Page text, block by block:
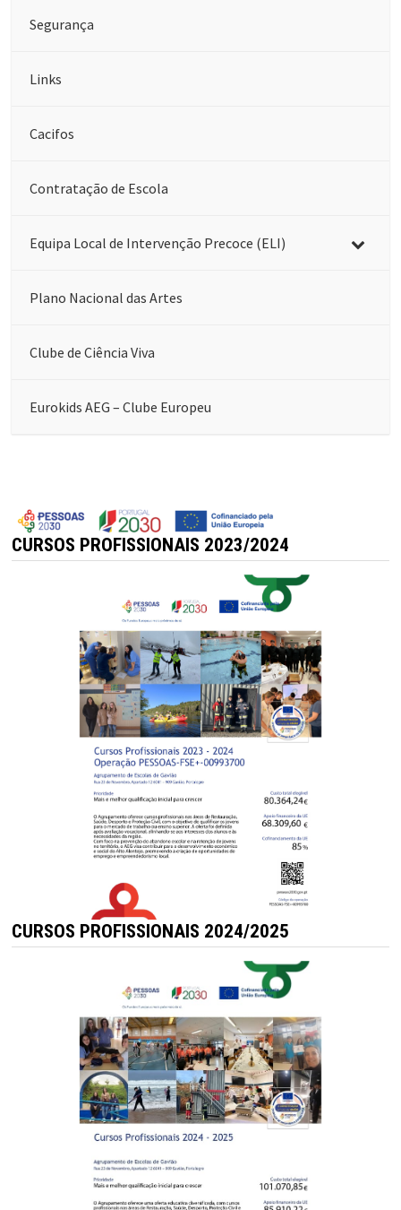
Segurança
Links
Cacifos
Contratação de Escola
Equipa Local de Intervenção Precoce (ELI)
Plano Nacional das Artes
Clube de Ciência Viva
Eurokids AEG – Clube Europeu
CURSOS PROFISSIONAIS 2023/2024
CURSOS PROFISSIONAIS 2024/2025